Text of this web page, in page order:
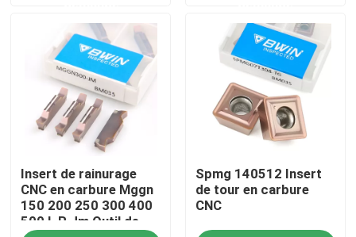
Demander un devis
Insertions de carbure de tungstène
Tournage de plaquettes en carbure
Insertions de carbure de commande numérique par
Insert de rainurage
CNC en carbure Mggn
150 200 250 300 400
500 L R Jm Outil de
Spmg 140512 Insert
de tour en carbure
CNC